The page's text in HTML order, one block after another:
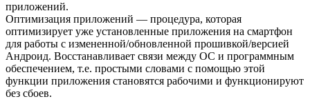
приложений.
Оптимизация приложений — процедура, которая
оптимизирует уже установленные приложения на смартфон
для работы с измененной/обновленной прошивкой/версией
Андроид. Восстанавливает связи между ОС и программным
обеспечением, т.е. простыми словами с помощью этой
функции приложения становятся рабочими и функционируют
без сбоев.